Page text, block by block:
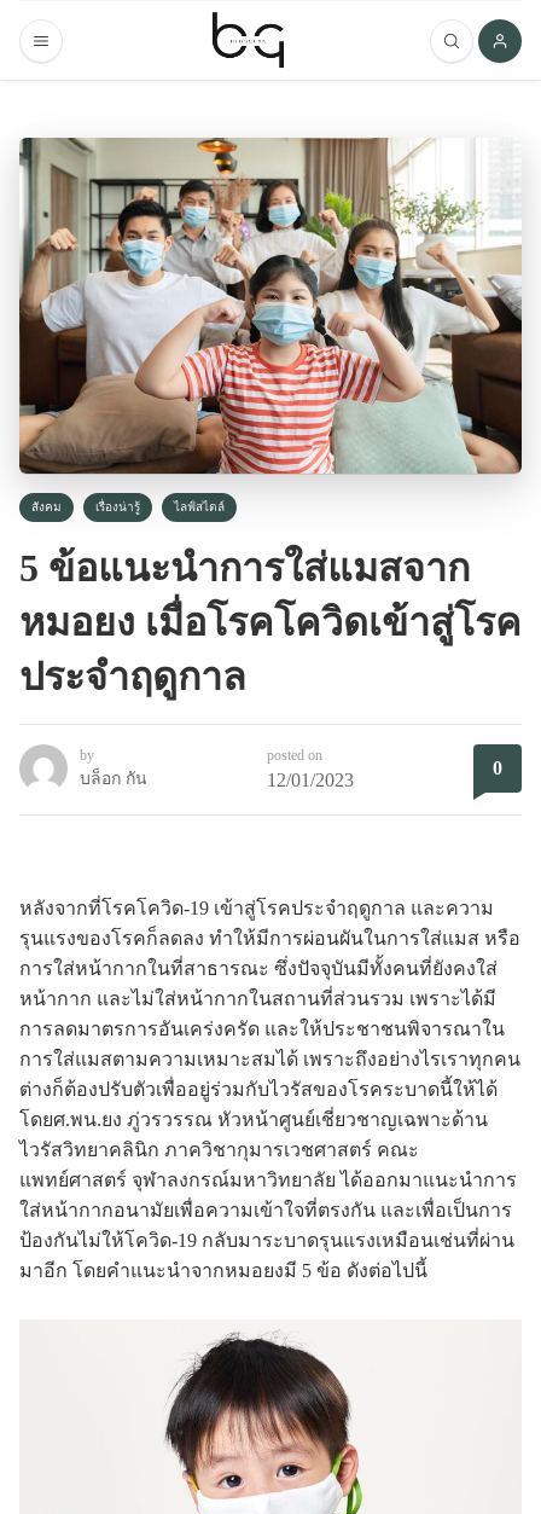
สังคม เรื่องน่ารู้ ไลฟ์สไตล์
5 ข้อแนะนำการใส่แมสจาก
หมอยง เมื่อโรคโควิดเข้าสู่โรค
ประจำฤดูกาล
by
บล็อก กัน
posted on
12/01/2023
0
หลังจากที่โรคโควิด-19 เข้าสู่โรคประจำฤดูกาล และความ
รุนแรงของโรคก็ลดลง ทำให้มีการผ่อนผันในการใส่แมส หรือ
การใส่หน้ากากในที่สาธารณะ ซึ่งปัจจุบันมีทั้งคนที่ยังคงใส่
หน้ากาก และไม่ใส่หน้ากากในสถานที่ส่วนรวม เพราะได้มี
การลดมาตรการอันเคร่งครัด และให้ประชาชนพิจารณาใน
การใส่แมสตามความเหมาะสมได้ เพราะถึงอย่างไรเราทุกคน
ต่างก็ต้องปรับตัวเพื่ออยู่ร่วมกับไวรัสของโรคระบาดนี้ให้ได้
โดยศ.พน.ยง ภู่วรวรรณ หัวหน้าศูนย์เชี่ยวชาญเฉพาะด้าน
ไวรัสวิทยาคลินิก ภาควิชากุมารเวชศาสตร์ คณะ
แพทย์ศาสตร์ จุฬาลงกรณ์มหาวิทยาลัย ได้ออกมาแนะนำการ
ใส่หน้ากากอนามัยเพื่อความเข้าใจที่ตรงกัน และเพื่อเป็นการ
ป้องกันไม่ให้โควิด-19 กลับมาระบาดรุนแรงเหมือนเช่นที่ผ่าน
มาอีก โดยคำแนะนำจากหมอยงมี 5 ข้อ ดังต่อไปนี้